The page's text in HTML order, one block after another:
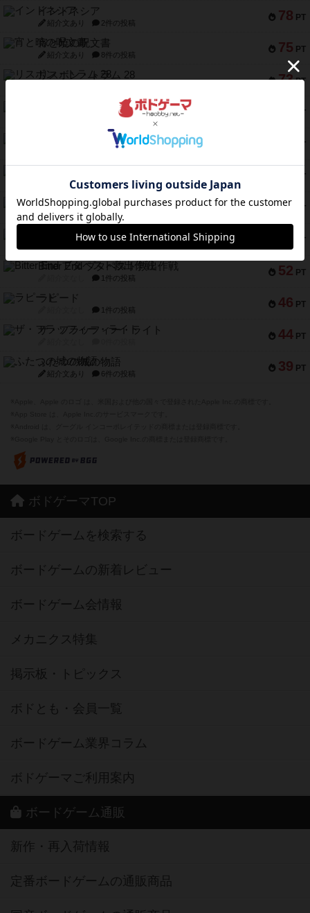
78 PT
インドネシア
紹介文あり 2件の投稿
75 PT
宵と暁の呪文書
紹介文あり 8件の投稿
73 PT
リスボン・トラム 28
PT
1件の投稿
PT
1件の投稿
PT
紹介文なし 1件の投稿
59 PT
スモールワールド
紹介文あり 13件の投稿
PT
ギャンブラー
52 PT
Bitter End ブタペスト救出作戦
1件の投稿
46 PT
ラピード
1件の投稿
44 PT
ザ・フラッフィー・ライト
39 PT
ふたつの城の物語
紹介文あり 6件の投稿
ボドゲーマTOP
ボードゲームを検索する
ボードゲームの新着レビュー
ボードゲーム会情報
メカニクス特集
掲示板・トピックス
ボドとも・会員一覧
ボードゲーム業界コラム
ボドゲーマご利用案内
ボードゲーム通販
新作・再入荷情報
定番ボードゲームの通販商品